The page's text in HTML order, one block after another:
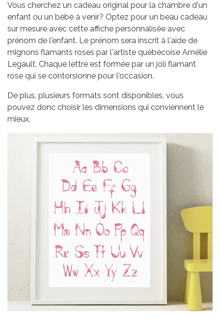
Vous cherchez un cadeau original pour la chambre d'un
enfant ou un bébé à venir? Optez pour un beau cadeau
sur mesure avec cette affiche personnalisée avec
prénom de l'enfant. Le prénom sera inscrit à l'aide de
mignons flamants roses par l'artiste québécoise Amélie
Legault. Chaque lettre est formée par un joli flamant
rose qui se contorsionne pour l'occasion.
De plus, plusieurs formats sont disponibles, vous
pouvez donc choisir les dimensions qui conviennent le
mieux.